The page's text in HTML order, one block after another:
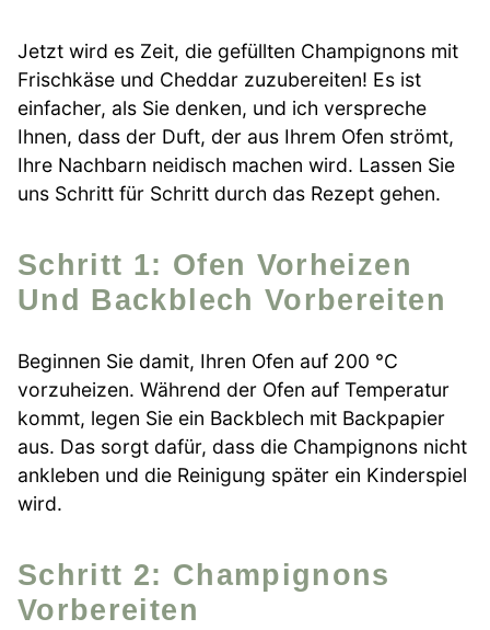
Jetzt wird es Zeit, die gefüllten Champignons mit
Frischkäse und Cheddar zuzubereiten! Es ist
einfacher, als Sie denken, und ich verspreche
Ihnen, dass der Duft, der aus Ihrem Ofen strömt,
Ihre Nachbarn neidisch machen wird. Lassen Sie
uns Schritt für Schritt durch das Rezept gehen.
Schritt 1: Ofen Vorheizen
Und Backblech Vorbereiten
Beginnen Sie damit, Ihren Ofen auf 200 °C
vorzuheizen. Während der Ofen auf Temperatur
kommt, legen Sie ein Backblech mit Backpapier
aus. Das sorgt dafür, dass die Champignons nicht
ankleben und die Reinigung später ein Kinderspiel
wird.
Schritt 2: Champignons
Vorbereiten